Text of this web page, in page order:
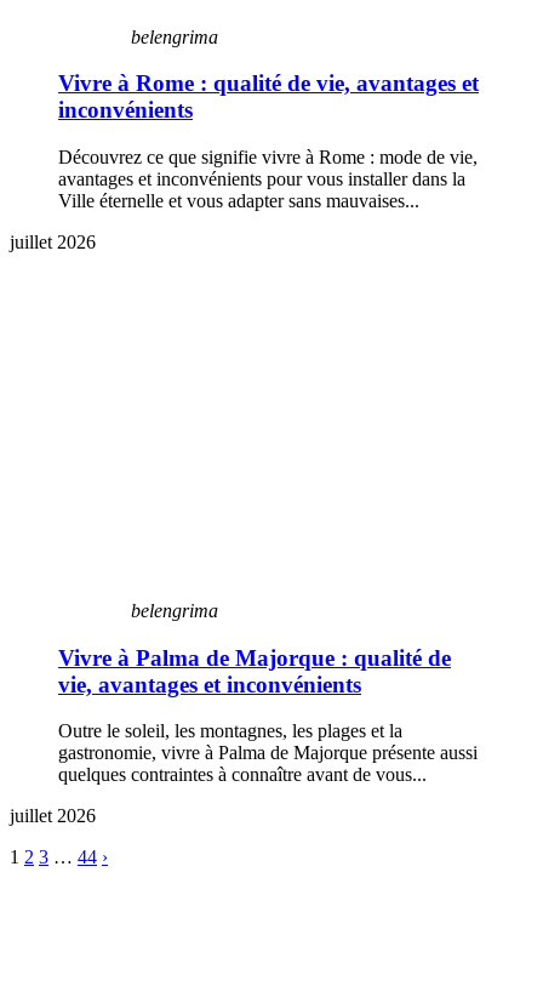
belengrima
Vivre à Rome : qualité de vie, avantages et
inconvénients
Découvrez ce que signifie vivre à Rome : mode de vie,
avantages et inconvénients pour vous installer dans la
Ville éternelle et vous adapter sans mauvaises...
juillet 2026
belengrima
Vivre à Palma de Majorque : qualité de
vie, avantages et inconvénients
Outre le soleil, les montagnes, les plages et la
gastronomie, vivre à Palma de Majorque présente aussi
quelques contraintes à connaître avant de vous...
juillet 2026
1 2 3 … 44 ›